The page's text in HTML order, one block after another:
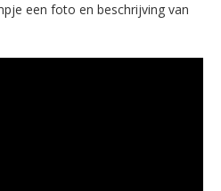
een foto en beschrijving van